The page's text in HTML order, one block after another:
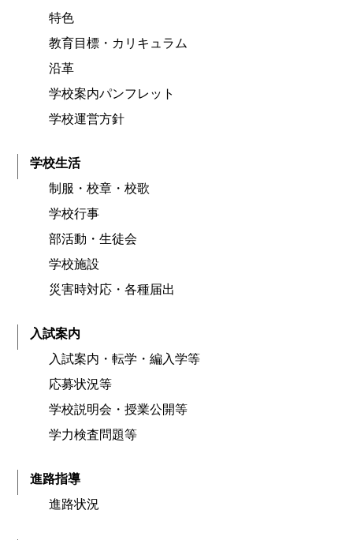
特色
教育目標・カリキュラム
沿革
学校案内パンフレット
学校運営方針
学校生活
制服・校章・校歌
学校行事
部活動・生徒会
学校施設
災害時対応・各種届出
入試案内
入試案内・転学・編入学等
応募状況等
学校説明会・授業公開等
学力検査問題等
進路指導
進路状況